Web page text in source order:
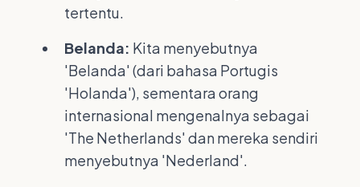
tertentu.
Belanda: Kita menyebutnya
'Belanda' (dari bahasa Portugis
'Holanda'), sementara orang
internasional mengenalnya sebagai
'The Netherlands' dan mereka sendiri
menyebutnya 'Nederland'.